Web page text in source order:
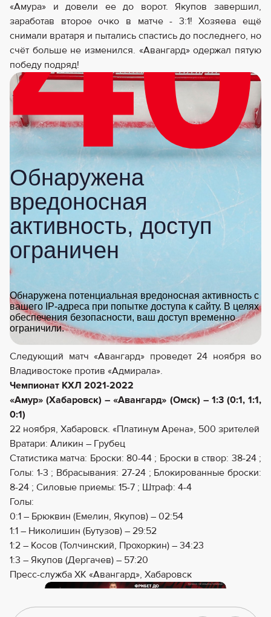
«Амура» и довели ее до ворот. Якупов завершил,
заработав второе очко в матче - 3:1! Хозяева ещё
снимали вратаря и пытались спастись до последнего, но
счёт больше не изменился. «Авангард» одержал пятую
победу подряд!
Следующий матч «Авангард» проведет 24 ноября во
Владивостоке против «Адмирала».
Чемпионат КХЛ 2021-2022
«Амур» (Хабаровск) – «Авангард» (Омск) – 1:3 (0:1, 1:1,
0:1)
22 ноября, Хабаровск. «Платинум Арена», 500 зрителей
Вратари: Аликин – Грубец
Статистика матча: Броски: 80-44 ; Броски в створ: 38-24 ;
Голы: 1-3 ; Вбрасывания: 27-24 ; Блокированные броски:
8-24 ; Силовые приемы: 15-7 ; Штраф: 4-4
Голы:
0:1 – Брюквин (Емелин, Якупов) – 02:54
1:1 – Николишин (Бутузов) – 29:52
1:2 – Косов (Толчинский, Прохоркин) – 34:23
1:3 – Якупов (Дергачев) – 57:20
Пресс-служба ХК «Авангард», Хабаровск